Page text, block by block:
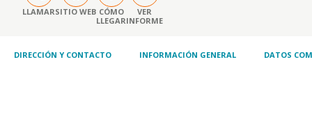
intervecion en su caso, de los mediadores
que legal o reglamentariamente deban
LLAMARSITIO WEB CÓMO
LLEGAR
VER
INFORME
DIRECCIÓN Y CONTACTO INFORMACIÓN GENERAL DATOS